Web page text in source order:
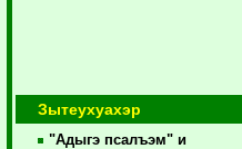
Зытеухуахэр
"Адыгэ псалъэм" и